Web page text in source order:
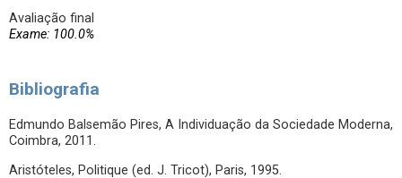
Avaliação final
Exame: 100.0%
Bibliografia
Edmundo Balsemão Pires, A Individuação da Sociedade Moderna,
Coimbra, 2011.
Aristóteles, Politique (ed. J. Tricot), Paris, 1995.